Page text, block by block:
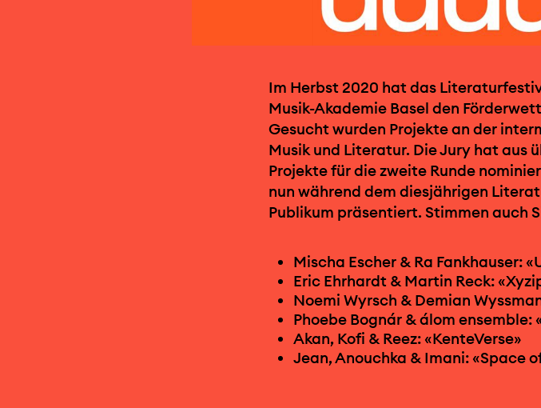
Im Herbst 2020 hat das
Musik-Akademie Basel den
Gesucht wurden Projekte an der
Musik und Literatur. Die Jury hat aus
Projekte für die zweite Runde
nun während dem diesjährigen
Publikum präsentiert. Stimmen auch
Mischa Escher & Ra Fankhauser:
Eric Ehrhardt & Martin Reck:
Noemi Wyrsch & Demian
Phoebe Bognár & álom ensemble:
Akan, Kofi & Reez: «KenteVerse»
Jean, Anouchka & Imani: «Space